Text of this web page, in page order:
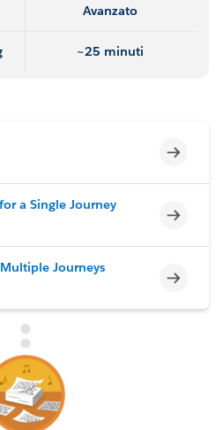
Avanzato
~25 minuti
a Single Journey
Journeys